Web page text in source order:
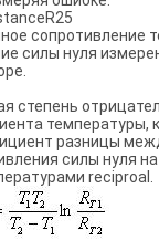
сопротивление
силы нуля
степень
температуры,
разницы
силы нуля
reciproal.